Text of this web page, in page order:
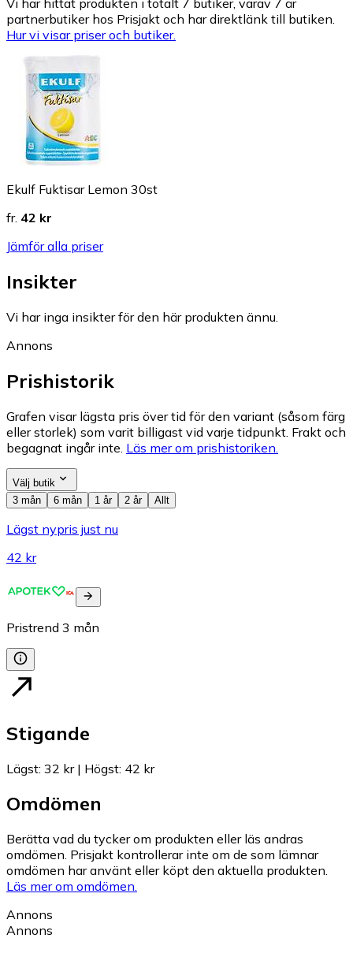
Vi har hittat produkten i totalt 7 butiker, varav 7 är
partnerbutiker hos Prisjakt och har direktlänk till butiken.
Hur vi visar priser och butiker.
Ekulf Fuktisar Lemon 30st
fr. 42 kr
Jämför alla priser
Insikter
Vi har inga insikter för den här produkten ännu.
Annons
Prishistorik
Grafen visar lägsta pris över tid för den variant (såsom färg
eller storlek) som varit billigast vid varje tidpunkt. Frakt och
begagnat ingår inte. Läs mer om prishistoriken.
Välj butik
3 mån
6 mån 1 år 2 år Allt
Lägst nypris just nu
42 kr
Pristrend 3 mån
Stigande
Lägst: 32 kr| Högst: 42 kr
Omdömen
Berätta vad du tycker om produkten eller läs andras
omdömen. Prisjakt kontrollerar inte om de som lämnar
omdömen har använt eller köpt den aktuella produkten.
Läs mer om omdömen.
Annons
Annons